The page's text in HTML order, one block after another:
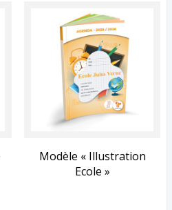
Modèle « Illustration
Ecole »